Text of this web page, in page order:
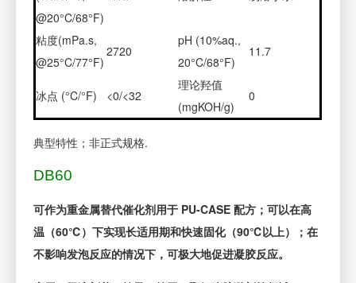
@20°C/68°F)
粘度(mPa.s,
@25°C/77°F)
2720
pH (10%aq.,
20°C/68°F)
11.7
冰点 (°C/°F) <0/<32
理论羟值
(mgKOH/g)
0
典型特性；非正式规格.
DB60
可作为重金属替代催化剂用于 PU-CASE 配方；可以在高
温（60℃）下实现长适用期和快速固化（90℃以上）；在
不影响发泡反应的情况下，可极大地促进凝胶反应。